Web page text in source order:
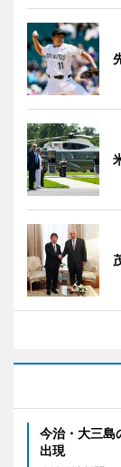
今治・大三
出現